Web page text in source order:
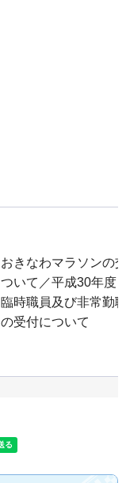
おきなわマラソンの
ついて／平成30年度
臨時職員及び非常勤
の受付について